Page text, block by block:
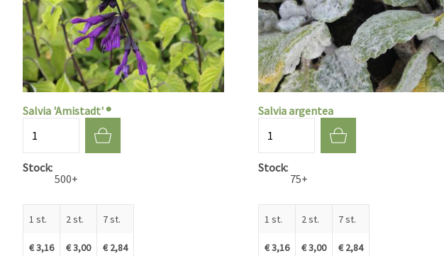
Salvia 'Amistadt' ®
Stock
500+
1 st.
€ 3,16
2 st.
€ 3,00
7 st.
€ 2,84
Salvia argentea
Stock
75+
1 st.
€ 3,16
2 st.
€ 3,00
7 st.
€ 2,84